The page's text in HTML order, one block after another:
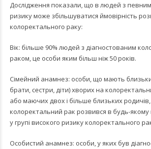
Дослідження показали, що в людей з
ризику може збільшуватися ймовірність
колоректального раку:
Вік: більше 90% людей з діагностованим
раком, це особи яким більш ніж 50 років.
Сімейний анамнез: особи, що мають
брати, сестри, діти) хворих на
або маючих двох і більше близьких
колоректальний рак розвився в будь-якому
у групі високого ризику колоректального
Особистий анамнез: особи, у яких був